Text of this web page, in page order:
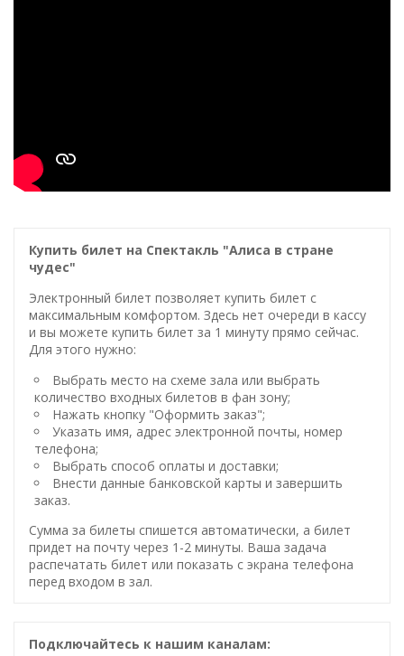
Купить билет на Спектакль "Алиса в стране
чудес"
Электронный билет позволяет купить билет с
максимальным комфортом. Здесь нет очереди в кассу
и вы можете купить билет за 1 минуту прямо сейчас.
Для этого нужно:
Выбрать место на схеме зала или выбрать
количество входных билетов в фан зону;
Нажать кнопку "Оформить заказ";
Указать имя, адрес электронной почты, номер
телефона;
Выбрать способ оплаты и доставки;
Внести данные банковской карты и завершить
заказ.
Сумма за билеты спишется автоматически, а билет
придет на почту через 1-2 минуты. Ваша задача
распечатать билет или показать с экрана телефона
перед входом в зал.
Подключайтесь к нашим каналам: